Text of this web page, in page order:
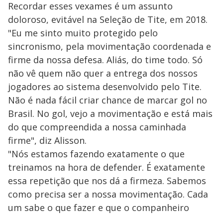
Recordar esses vexames é um assunto
doloroso, evitável na Seleção de Tite, em 2018.
"Eu me sinto muito protegido pelo
sincronismo, pela movimentação coordenada e
firme da nossa defesa. Aliás, do time todo. Só
não vê quem não quer a entrega dos nossos
jogadores ao sistema desenvolvido pelo Tite.
Não é nada fácil criar chance de marcar gol no
Brasil. No gol, vejo a movimentação e está mais
do que compreendida a nossa caminhada
firme", diz Alisson.
"Nós estamos fazendo exatamente o que
treinamos na hora de defender. É exatamente
essa repetição que nos dá a firmeza. Sabemos
como precisa ser a nossa movimentação. Cada
um sabe o que fazer e que o companheiro